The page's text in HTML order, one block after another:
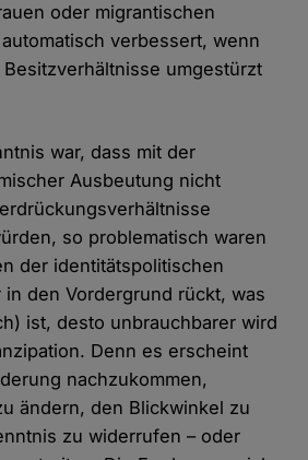
oder migrantischen
verbessert, wenn
umgestürzt
war, dass mit der
Ausbeutung nicht
so problematisch waren
der identitätspolitischen
den Vordergrund rückt, was
ist, desto unbrauchbarer wird
Denn es erscheint
nachzukommen,
ändern, den Blickwinkel zu
zu widerrufen – oder